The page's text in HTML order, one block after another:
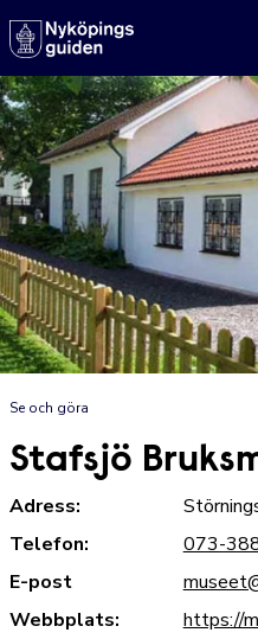
Se och göra
Stafsjö
Adress:
Telefon:
073-
E-post
Webbplats:
https://